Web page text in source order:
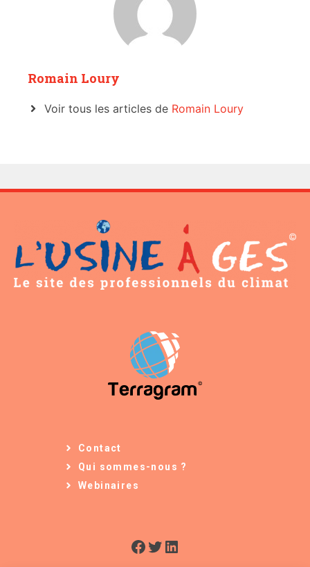
Romain Loury
Voir tous les articles de Romain Loury
Contact
Qui sommes-nous ?
Webinaires
Facebook
Twitter
LinkedIn